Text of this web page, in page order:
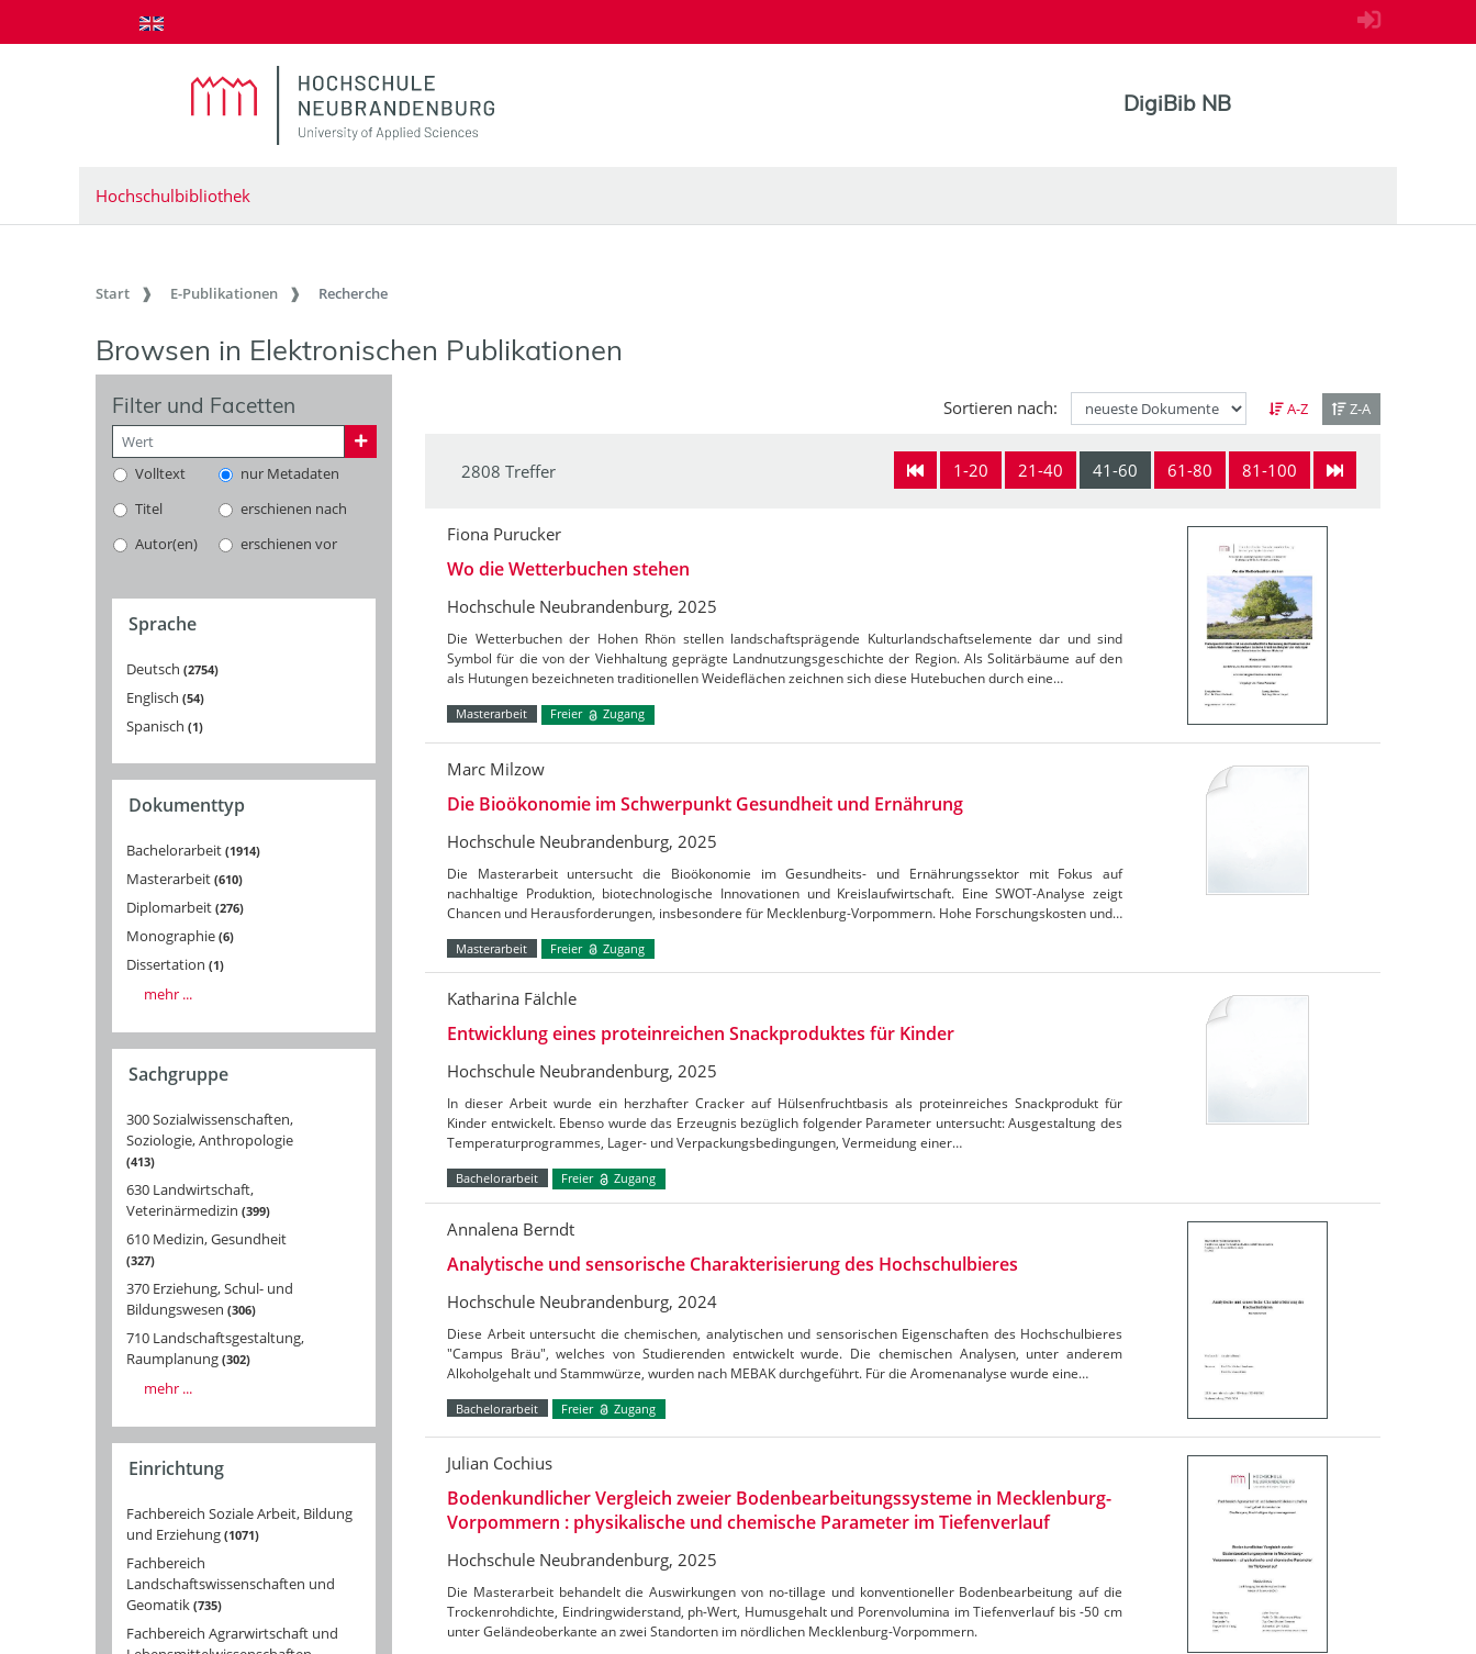
zum Inhalt springen
DigiBib NB
Hochschulbibliothek
Start E-Publikationen Recherche
Browsen in Elektronischen Publikationen
Filter und Facetten
Volltext
nur Metadaten
Titel
erschienen nach
Autor(en)
erschienen vor
Sprache
Deutsch 2754
Englisch 54
Spanisch 1
Dokumenttyp
Bachelorarbeit 1914
Masterarbeit 610
Diplomarbeit 276
Monographie 6
Dissertation 1
mehr ...
Sachgruppe
300 Sozialwissenschaften,
Soziologie, Anthropologie
413
630 Landwirtschaft,
Veterinärmedizin 399
610 Medizin, Gesundheit
327
370 Erziehung, Schul- und
Bildungswesen 306
710 Landschaftsgestaltung,
Raumplanung 302
mehr ...
Einrichtung
Fachbereich Soziale Arbeit, Bildung
und Erziehung 1071
Fachbereich
Landschaftswissenschaften und
Geomatik 735
Fachbereich Agrarwirtschaft und
Sortieren nach: A-Z Z-A
1-20 21-40 41-60 61-80 81-100
2808 Treffer
Fiona Purucker
Wo die Wetterbuchen stehen
Hochschule Neubrandenburg, 2025
Die Wetterbuchen der Hohen Rhön stellen landschaftsprägende Kulturlandschaftselemente dar und sind
Symbol für die von der Viehhaltung geprägte Landnutzungsgeschichte der Region. Als Solitärbäume auf den
als Hutungen bezeichneten traditionellen Weideflächen zeichnen sich diese Hutebuchen durch eine…
Masterarbeit Freier Zugang
Marc Milzow
Die Bioökonomie im Schwerpunkt Gesundheit und Ernährung
Hochschule Neubrandenburg, 2025
Die Masterarbeit untersucht die Bioökonomie im Gesundheits- und Ernährungssektor mit Fokus auf
nachhaltige Produktion, biotechnologische Innovationen und Kreislaufwirtschaft. Eine SWOT-Analyse zeigt
Chancen und Herausforderungen, insbesondere für Mecklenburg-Vorpommern. Hohe Forschungskosten und…
Masterarbeit Freier Zugang
Katharina Fälchle
Entwicklung eines proteinreichen Snackproduktes für Kinder
Hochschule Neubrandenburg, 2025
In dieser Arbeit wurde ein herzhafter Cracker auf Hülsenfruchtbasis als proteinreiches Snackprodukt für
Kinder entwickelt. Ebenso wurde das Erzeugnis bezüglich folgender Parameter untersucht: Ausgestaltung des
Temperaturprogrammes, Lager- und Verpackungsbedingungen, Vermeidung einer…
Bachelorarbeit Freier Zugang
Annalena Berndt
Analytische und sensorische Charakterisierung des Hochschulbieres
Hochschule Neubrandenburg, 2024
Diese Arbeit untersucht die chemischen, analytischen und sensorischen Eigenschaften des Hochschulbieres
"Campus Bräu", welches von Studierenden entwickelt wurde. Die chemischen Analysen, unter anderem
Alkoholgehalt und Stammwürze, wurden nach MEBAK durchgeführt. Für die Aromenanalyse wurde eine…
Bachelorarbeit Freier Zugang
Julian Cochius
Bodenkundlicher Vergleich zweier Bodenbearbeitungssysteme in Mecklenburg-
Vorpommern : physikalische und chemische Parameter im Tiefenverlauf
Hochschule Neubrandenburg, 2025
Die Masterarbeit behandelt die Auswirkungen von no-tillage und konventioneller Bodenbearbeitung auf die
Trockenrohdichte, Eindringwiderstand, ph-Wert, Humusgehalt und Porenvolumina im Tiefenverlauf bis -50 cm
unter Geländeoberkante an zwei Standorten im nördlichen Mecklenburg-Vorpommern.